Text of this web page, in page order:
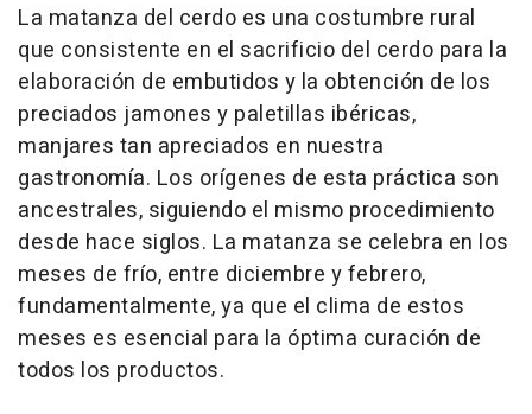
La matanza del cerdo es una costumbre rural
que consistente en el sacrificio del cerdo para la
elaboración de embutidos y la obtención de los
preciados jamones y paletillas ibéricas,
manjares tan apreciados en nuestra
gastronomía. Los orígenes de esta práctica son
ancestrales, siguiendo el mismo procedimiento
desde hace siglos. La matanza se celebra en los
meses de frío, entre diciembre y febrero,
fundamentalmente, ya que el clima de estos
meses es esencial para la óptima curación de
todos los productos.